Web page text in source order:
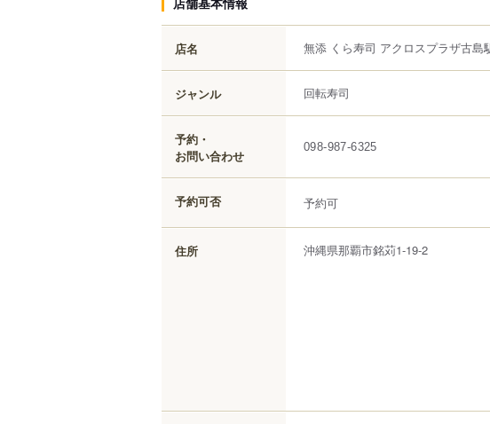
店名 無添 くら寿司 アクロスプラザ古島
ジャンル 回転寿司
予約・
お問い合わせ
098-987-6325
予約可否 予約可
住所 沖縄県那覇市銘苅1-19-2